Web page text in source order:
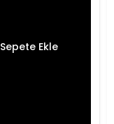
Sepete Ekle